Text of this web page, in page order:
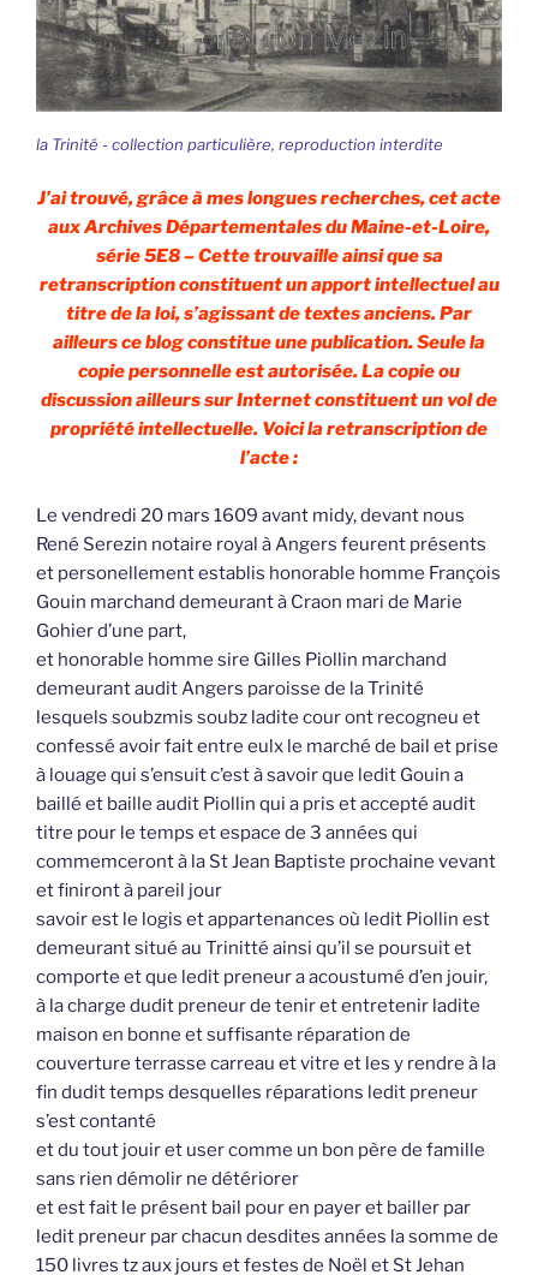
la Trinité - collection particulière, reproduction interdite
J’ai trouvé, grâce à mes longues recherches, cet acte
aux Archives Départementales du Maine-et-Loire,
série 5E8 – Cette trouvaille ainsi que sa
retranscription constituent un apport intellectuel au
titre de la loi, s’agissant de textes anciens. Par
ailleurs ce blog constitue une publication. Seule la
copie personnelle est autorisée. La copie ou
discussion ailleurs sur Internet constituent un vol de
propriété intellectuelle. Voici la retranscription de
l’acte :
Le vendredi 20 mars 1609 avant midy, devant nous
René Serezin notaire royal à Angers feurent présents
et personellement establis honorable homme François
Gouin marchand demeurant à Craon mari de Marie
Gohier d’une part,
et honorable homme sire Gilles Piollin marchand
demeurant audit Angers paroisse de la Trinité
lesquels soubzmis soubz ladite cour ont recogneu et
confessé avoir fait entre eulx le marché de bail et prise
à louage qui s’ensuit c’est à savoir que ledit Gouin a
baillé et baille audit Piollin qui a pris et accepté audit
titre pour le temps et espace de 3 années qui
commemceront à la St Jean Baptiste prochaine vevant
et finiront à pareil jour
savoir est le logis et appartenances où ledit Piollin est
demeurant situé au Trinitté ainsi qu’il se poursuit et
comporte et que ledit preneur a acoustumé d’en jouir,
à la charge dudit preneur de tenir et entretenir ladite
maison en bonne et suffisante réparation de
couverture terrasse carreau et vitre et les y rendre à la
fin dudit temps desquelles réparations ledit preneur
s’est contanté
et du tout jouir et user comme un bon père de famille
sans rien démolir ne détériorer
et est fait le présent bail pour en payer et bailler par
ledit preneur par chacun desdites années la somme de
150 livres tz aux jours et festes de Noël et St Jehan